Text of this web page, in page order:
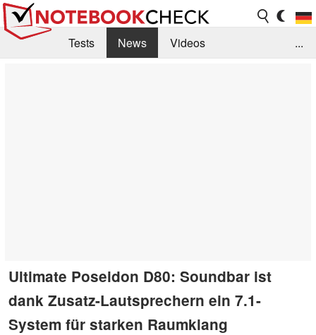
Tests News
Videos
...
Ultimate Poseidon D80: Soundbar ist
dank Zusatz-Lautsprechern ein 7.1-
System für starken Raumklang